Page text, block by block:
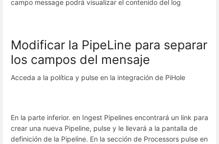
campo message podrá visualizar el contenido del log
Modificar la PipeLine para separar
los campos del mensaje
Acceda a la política y pulse en la integración de PiHole
En la parte inferior. en Ingest Pipelines encontrará un link para
crear una nueva Pipeline, pulse y le llevará a la pantalla de
definición de la Pipeline. En la sección de Processors pulse en